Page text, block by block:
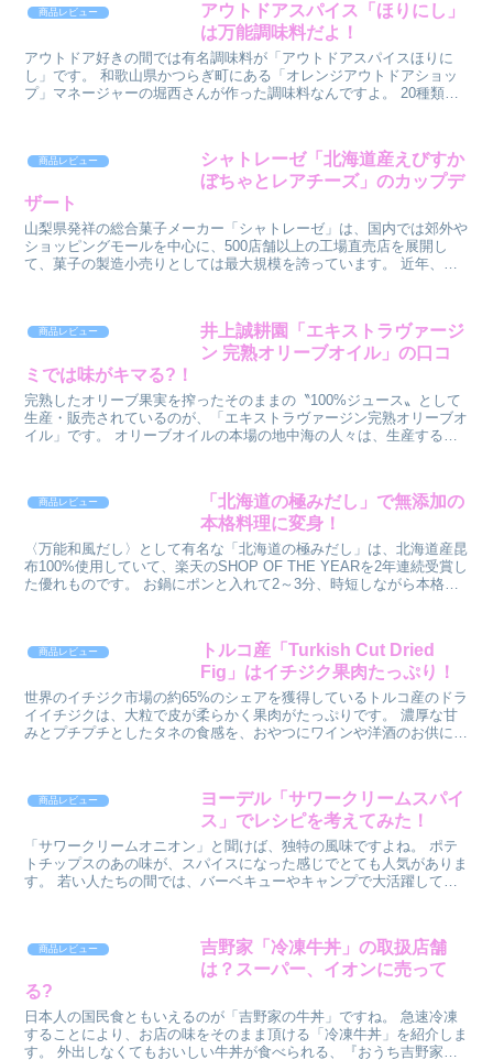
商品レビュー
アウトドアスパイス「ほりにし」
は万能調味料だよ！
アウトドア好きの間では有名調味料が「アウトドアスパイスほりに
し」です。 和歌山県かつらぎ町にある「オレンジアウトドアショッ
プ」マネージャーの堀西さんが作った調味料なんですよ。 20種類の
商品レビュー
シャトレーゼ「北海道産えびすか
ぼちゃとレアチーズ」のカップデ
ザート
山梨県発祥の総合菓子メーカー「シャトレーゼ」は、国内では郊外や
ショッピングモールを中心に、500店舗以上の工場直売店を展開し
て、菓子の製造小売りとしては最大規模を誇っています。 近年、東
商品レビュー
井上誠耕園「エキストラヴァージ
ン 完熟オリーブオイル」の口コ
ミでは味がキマる?！
完熟したオリーブ果実を搾ったそのままの〝100%ジュース〟として
生産・販売されているのが、「エキストラヴァージン完熟オリーブオ
イル」です。 オリーブオイルの本場の地中海の人々は、生産する
商品レビュー
「北海道の極みだし」で無添加の
本格料理に変身！
〈万能和風だし〉として有名な「北海道の極みだし」は、北海道産昆
布100%使用していて、楽天のSHOP OF THE YEARを2年連続受賞し
た優れものです。 お鍋にポンと入れて2～3分、時短しながら本格料
商品レビュー
トルコ産「Turkish Cut Dried
Fig」はイチジク果肉たっぷり！
世界のイチジク市場の約65%のシェアを獲得しているトルコ産のドラ
イイチジクは、大粒で皮が柔らかく果肉がたっぷりです。 濃厚な甘
みとプチプチとしたタネの食感を、おやつにワインや洋酒のお供にお
商品レビュー
ヨーデル「サワークリームスパイ
ス」でレシピを考えてみた！
「サワークリームオニオン」と聞けば、独特の風味ですよね。 ポテ
トチップスのあの味が、スパイスになった感じでとても人気がありま
す。 若い人たちの間では、バーベキューやキャンプで大活躍してい
商品レビュー
吉野家「冷凍牛丼」の取扱店舗
は？スーパー、イオンに売って
る?
日本人の国民食ともいえるのが「吉野家の牛丼」ですね。 急速冷凍
することにより、お店の味をそのまま頂ける「冷凍牛丼」を紹介しま
す。 外出しなくてもおいしい牛丼が食べられる、『おうち吉野家』